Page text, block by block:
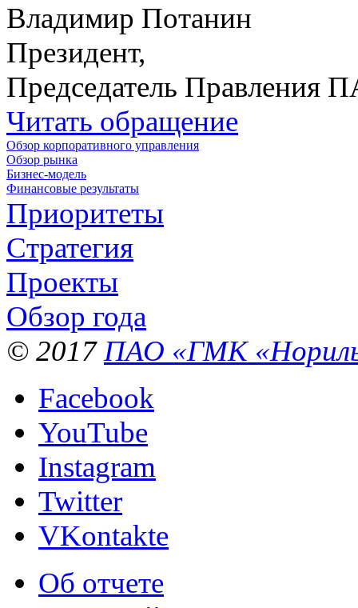
Владимир Потанин
Президент,
Председатель Правления
Читать обращение
Обзор корпоративного управления
Обзор рынка
Бизнес-модель
Финансовые результаты
Приоритеты
Стратегия
Проекты
Обзор года
© 2017 ПАО «ГМК
Facebook
YouTube
Instagram
Twitter
VKontakte
Об отчете